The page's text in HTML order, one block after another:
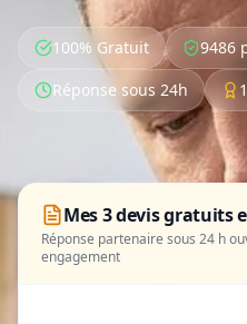
100% Gratuit
9486
Réponse sous 24h
Mes 3 devis gratuits
Réponse partenaire sous 24 h
engagement